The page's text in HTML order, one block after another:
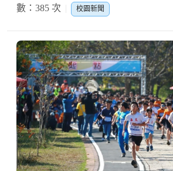
數：385 次
校園新聞